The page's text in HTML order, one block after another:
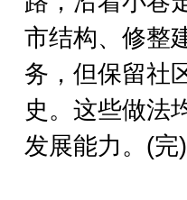
市结构、修整
务，但保留社
史。这些做法
发展能力。(完)